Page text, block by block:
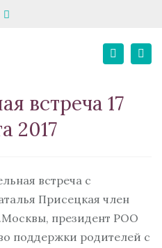
школа «Твой психолог»
+7 967 068 02 21
встреча 17
2017
встреча с
Присецкая член
президент РОО
поддержки родителей с